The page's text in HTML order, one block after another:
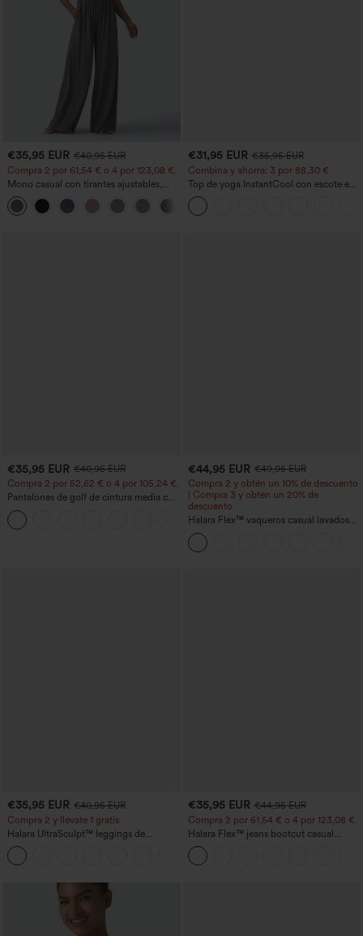
€35,95 EUR €40,95 EUR
Compra 2 por 61,54 € o 4 por 123,08 €.
Mono casual con tirantes ajustables,
fruncidos, pierna ancha, tejido jaspeado
y bolsillos - Easy Peezy
€31,95 EUR €35,95 EUR
Combina y ahorra: 3 por 88,30 €
Top de yoga InstantCool con escote en
U y bajo curvado - UPF50+
€35,95 EUR €40,95 EUR
Compra 2 por 52,62 € o 4 por 105,24 €.
Pantalones de golf de cintura media con
cordón, dobladillo curvo, secado rápido,
de corte cónico y con bolsillos - UPF40+
+2
€44,95 EUR €49,95 EUR
Compra 2 y obtén un 10% de descuento
| Compra 3 y obtén un 20% de
descuento
Halara Flex™ vaqueros casual lavados
asimétricos de tiro bajo con bolsillos
con cremallera, corte baggy y pierna
ancha
€35,95 EUR €40,95 EUR
Compra 2 y llévate 1 gratis
Halara UltraSculpt™ leggings de
entrenamiento moldeadores de talle alto
con fruncido trasero que realza los
glúteos, control de abdomen y bolsillos
€35,95 EUR €44,95 EUR
Compra 2 por 61,54 € o 4 por 123,08 €.
Halara Flex™ jeans bootcut casual
lavados, de talle alto y con bolsillos